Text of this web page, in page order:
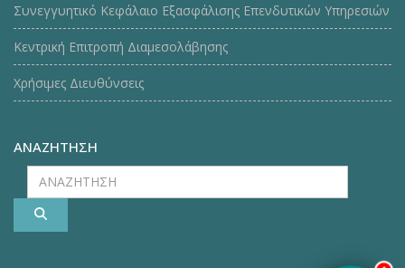
Συνεγγυητικό Κεφάλαιο Εξασφάλισης Επενδυτικών Υπηρεσιών
Κεντρική Επιτροπή Διαμεσολάβησης
Χρήσιμες Διευθύνσεις
ΑΝΑΖΗΤΗΣΗ
ΑΝΑΖΗΤΗΣΗ